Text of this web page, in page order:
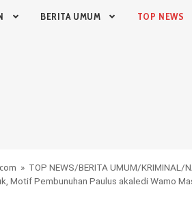
BERITA UMUM TOP NEWS
» TOP NEWS/BERITA UMUM/KRIMINAL /
Motif Pembunuhan Paulus akaledi Wamo